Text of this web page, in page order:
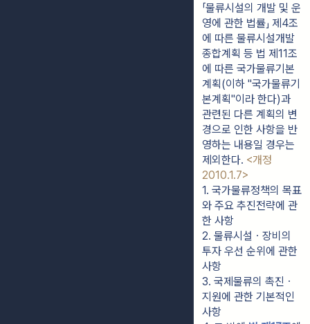
「물류시설의 개발 및 운
영에 관한 법률」 제4조
에 따른 물류시설개발
종합계획 등 법 제11조
에 따른 국가물류기본
계획(이하 "국가물류기
본계획"이라 한다)과
관련된 다른 계획의 변
경으로 인한 사항을 반
영하는 내용일 경우는
제외한다. <개정
2010.1.7>
1. 국가물류정책의 목표
와 주요 추진전략에 관
한 사항
2. 물류시설ㆍ장비의
투자 우선 순위에 관한
사항
3. 국제물류의 촉진ㆍ
지원에 관한 기본적인
사항